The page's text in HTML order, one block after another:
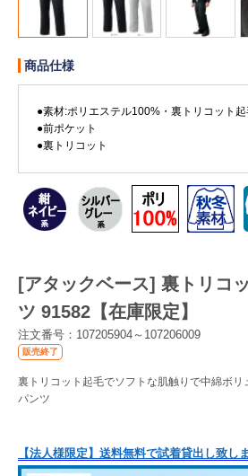
デジタルカタログ
Myページ
商品仕様
●素材:ポリエステル100%・裏トリコット
●前ポケット
●裏トリコット
[アタックベース] 裏トリコ
ツ 91582【在庫限定】
注文番号：107205904～107206009
販売終了
裏トリコット起毛でソフトな肌触りで中綿ボリ
パンツ
【法人様限定】送料無料で試着貸出し致し